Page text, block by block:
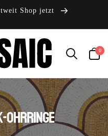
Shop jetzt
0
Artikel
Ohrringe